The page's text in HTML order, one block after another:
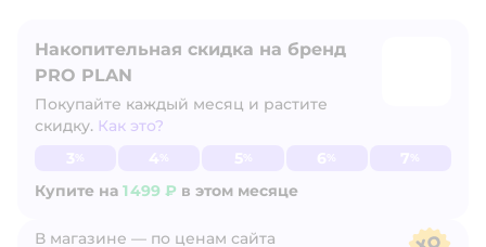
Накопительная скидка на бренд
PRO PLAN
Покупайте каждый месяц и растите
скидку. Как это?
Купите на 1 499 ₽ в этом месяце
Узнать больше
В магазине — по ценам сайта